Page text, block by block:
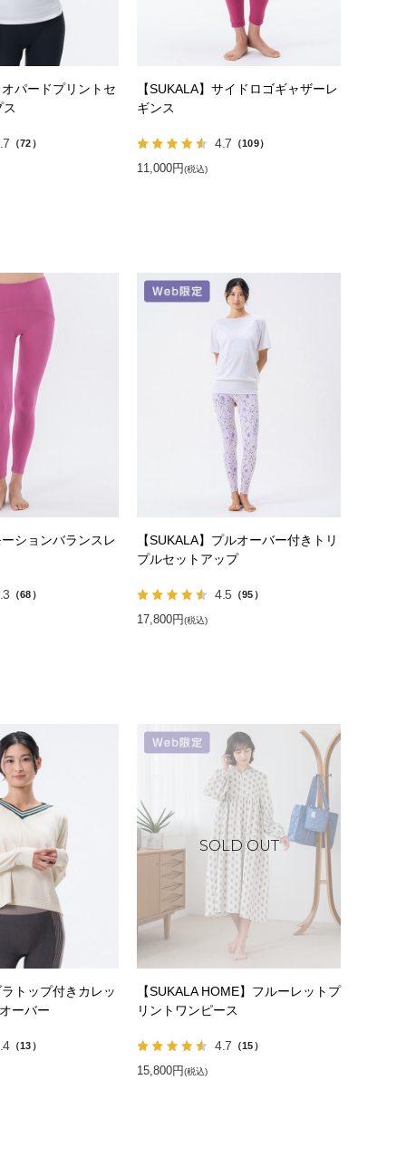
パードプリントセ
（72）
【SUKALA】サイドロゴギャザーレ
ギンス
4.7 （109）
11,000円(税込)
ションバランスレ
（68）
【SUKALA】プルオーバー付きトリ
プルセットアップ
4.5 （95）
17,800円(税込)
トップ付きカレッ
ーバー
（13）
【SUKALA HOME】フルーレットプ
リントワンピース
4.7 （15）
15,800円(税込)